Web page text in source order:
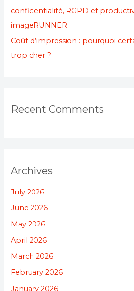
confidentialité, RGPD et
imageRUNNER
Coût d’impression : pourquoi
trop cher ?
Recent Comments
Archives
July 2026
June 2026
May 2026
April 2026
March 2026
February 2026
January 2026